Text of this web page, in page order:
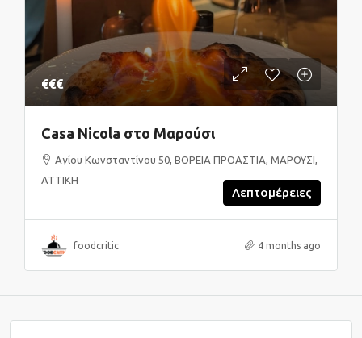
€€€
Casa Nicola στο Μαρούσι
Αγίου Κωνσταντίνου 50, ΒΟΡΕΙΑ ΠΡΟΑΣΤΙΑ, ΜΑΡΟΥΣΙ,
ΑΤΤΙΚΗ
Λεπτομέρειες
foodcritic 4 months ago